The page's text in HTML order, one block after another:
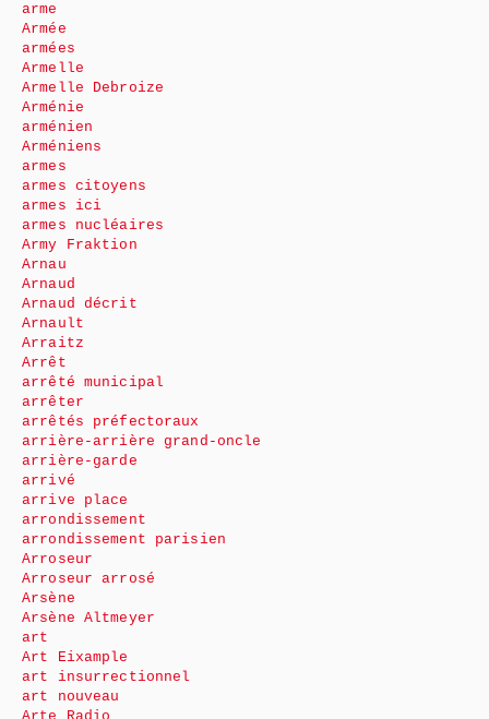
arme
Armée
armées
Armelle
Armelle Debroize
Arménie
arménien
Arméniens
armes
armes citoyens
armes ici
armes nucléaires
Army Fraktion
Arnau
Arnaud
Arnaud décrit
Arnault
Arraitz
Arrêt
arrêté municipal
arrêter
arrêtés préfectoraux
arrière-arrière grand-oncle
arrière-garde
arrivé
arrive place
arrondissement
arrondissement parisien
Arroseur
Arroseur arrosé
Arsène
Arsène Altmeyer
art
Art Eixample
art insurrectionnel
art nouveau